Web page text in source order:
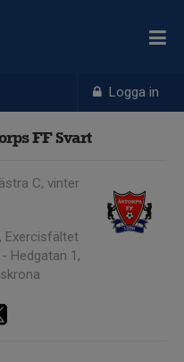
Logga in
FF Svart
C, vinter
Exercisfältet
Hedgatan 1,